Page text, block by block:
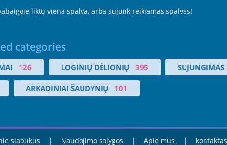
liktų viena spalva, arba sujunk reikiamas spalvas!
categories
126 LOGINIŲ DĖLIONIŲ 395 SUJUNGIMAS
ARKADINIAI ŠAUDYNIŲ 101
slapukus Naudojimo salygos Apie mus kontaktas